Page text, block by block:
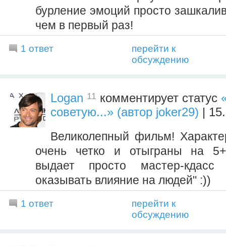
бурление эмоций просто
чем в первый раз!
1 ответ
перейти к
обсуждению
Logan 11 комментирует статус
советую...» (автор joker29) |
Великолепный фильм!
очень четко и отыграны на
выдает просто мастер-
оказывать влияние на людей" :))
1 ответ
перейти к
обсуждению